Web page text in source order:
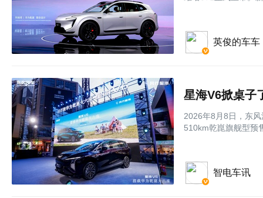
英俊的车车
星海V6掀桌子
2026年8月8日，东
510km乾崑旗舰型预
智电车讯